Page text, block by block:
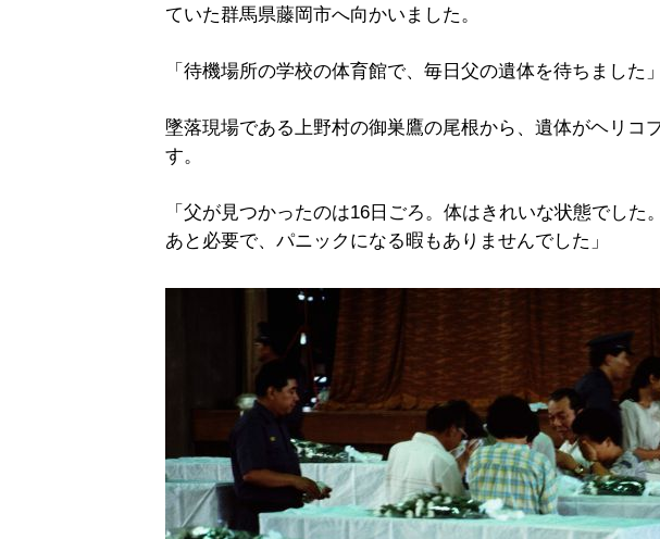
ていた群馬県藤岡市へ向かいました。
「待機場所の学校の体育館で、毎日父の遺体を待ちました」
墜落現場である上野村の御巣鷹の尾根から、遺体がヘリコ
す。
「父が見つかったのは16日ごろ。体はきれいな状態でした
あと必要で、パニックになる暇もありませんでした」